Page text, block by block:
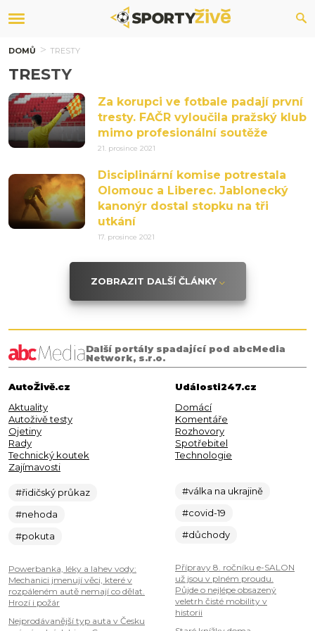
DOMŮ TRESTY
TRESTY
Za korupci ve fotbale padají první
tresty. FAČR vyloučila pražský klub
mimo profesionální soutěže
21. prosince 2021
Disciplinární komise potrestala
Olomouc a Liberec. Jablonecký
kanonýr dostal stopku na tři
utkání
17. prosince 2021
ZOBRAZIT DALŠÍ ČLÁNKY
Další portály spadající pod abcMedia
Network, s.r.o.
AutoŽivě.cz
Aktuality
Autoživě testy
Ojetiny
Rady
Technický koutek
Zajímavosti
#řidičský průkaz
#nehoda
#pokuta
Powerbanka, léky a lahev vody:
Mechanici jmenují věci, které v
rozpáleném autě nemají co dělat.
Hrozí i požár
Nejprodávanější typ auta v Česku
Události247.cz
Domácí
Komentáře
Rozhovory
Spotřebitel
Technologie
#válka na ukrajině
#covid-19
#důchody
Přípravy 8. ročníku e-SALON
už jsou v plném proudu.
Půjde o nejlépe obsazený
veletrh čisté mobility v
historii